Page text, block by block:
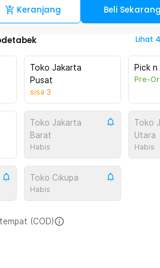
Keranjang Beli Sekarang
Lihat 4
Toko Jakarta
Pusat
sisa 3
Pick n
Pre-
Toko Jakarta
Barat
Habis
Toko
Utara
Habis
Toko Cikupa
Habis
(COD)